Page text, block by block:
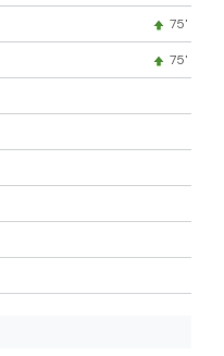
75'
75'